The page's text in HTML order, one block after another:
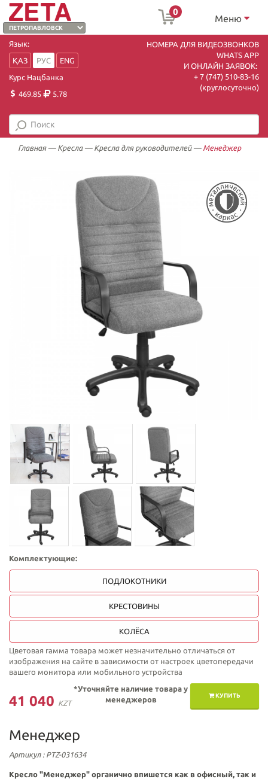
0
Меню
Язык:
ҚАЗ
РУС
ENG
Курс Нацбанка
469.85
5.78
НОМЕРА ДЛЯ ВИДЕОЗВОНКОВ
WHATS APP
И ОНЛАЙН ЗАЯВОК:
+ 7 (747) 510-83-16
(круглосуточно)
Главная— Кресла— Кресла для руководителей— Менеджер
Комплектующие:
ПОДЛОКОТНИКИ
КРЕСТОВИНЫ
КОЛЁСА
Цветовая гамма товара может незначительно отличаться от
изображения на сайте в зависимости от настроек цветопередачи
вашего монитора или мобильного устройства
41 040 KZT
КУПИТЬ
*Уточняйте наличие товара у
менеджеров
Менеджер
Артикул: PTZ-031634
Кресло "Менеджер" органично впишется как в офисный, так и